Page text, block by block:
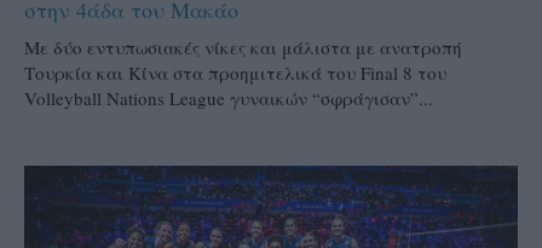
στην 4άδα του Μακάο
Με δύο εντυπωσιακές νίκες και μάλιστα με ανατροπή
Τουρκία και Κίνα στα προημιτελικά του Final 8 του
Volleyball Nations League γυναικών “σφράγισαν”...